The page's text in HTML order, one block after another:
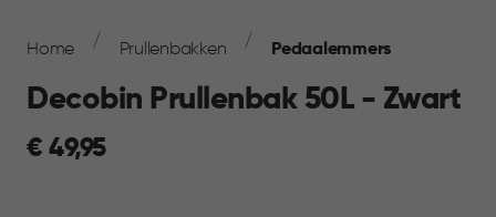
Navigation
Home Prullenbakken Pedaalemmers
Decobin Prullenbak 50L - Zwart
€
€ 49,95